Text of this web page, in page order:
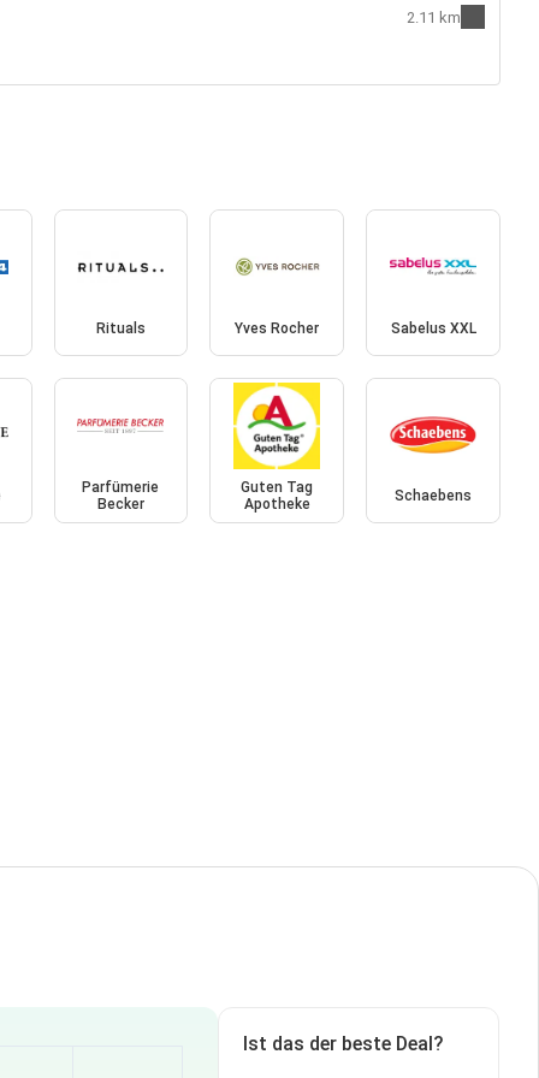
2.11 km
Rituals Yves Rocher Sabelus XXL
Parfümerie
Becker
Guten Tag
Apotheke
Schaebens
Ist das der beste Deal?